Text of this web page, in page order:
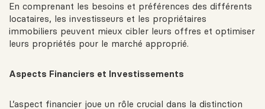
En comprenant les besoins et préférences des différents
locataires, les investisseurs et les propriétaires
immobiliers peuvent mieux cibler leurs offres et optimiser
leurs propriétés pour le marché approprié.
Aspects Financiers et Investissements
L’aspect financier joue un rôle crucial dans la distinction